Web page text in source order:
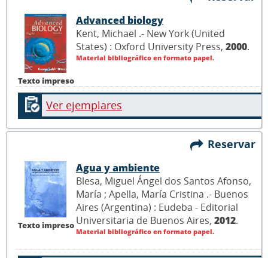
Texto impreso
Advanced biology
Kent, Michael .- New York (United
States) : Oxford University Press, 2000.
Material bibliográfico en formato papel.
Ver ejemplares
Reservar
Texto impreso
Agua y ambiente
Blesa, Miguel Ángel dos Santos Afonso,
María ; Apella, María Cristina .- Buenos
Aires (Argentina) : Eudeba - Editorial
Universitaria de Buenos Aires, 2012.
Material bibliográfico en formato papel.